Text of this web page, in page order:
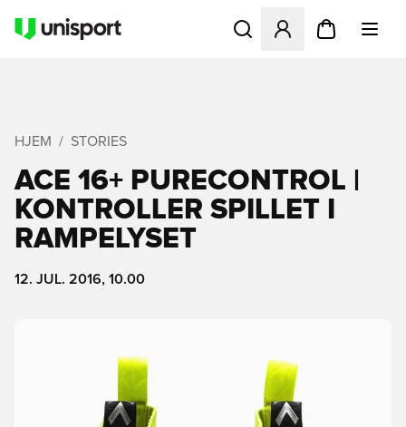
Åbner en Modal til at
HJEM STORIES
ACE 16+ PURECONTROL |
KONTROLLER SPILLET I
RAMPELYSET
12. JUL. 2016, 10.00